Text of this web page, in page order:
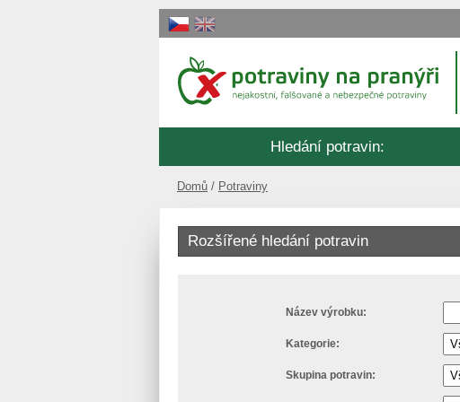
Hledání potravin:
Domů Potraviny
Rozšířené hledání potravin
Název výrobku:
Kategorie:
Skupina potravin: